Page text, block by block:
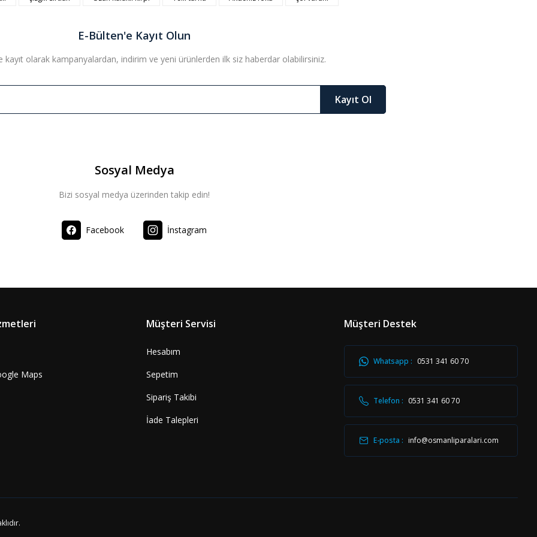
E-Bülten'e Kayıt Olun
kayıt olarak kampanyalardan, indirim ve yeni ürünlerden ilk siz haberdar olabilirsiniz.
Kayıt Ol
Sosyal Medya
Bizi sosyal medya üzerinden takip edin!
Facebook İnstagram
Maps
Müşteri Servisi
Hesabım
Sepetim
Sipariş Takibi
İade Talepleri
Müşteri Destek
Whatsapp : 0531 341 60 70
Telefon : 0531 341 60 70
E-posta : info@osmanliparalari.com